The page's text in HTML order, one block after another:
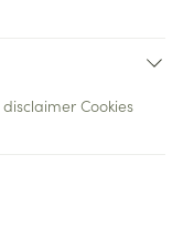
Cookies